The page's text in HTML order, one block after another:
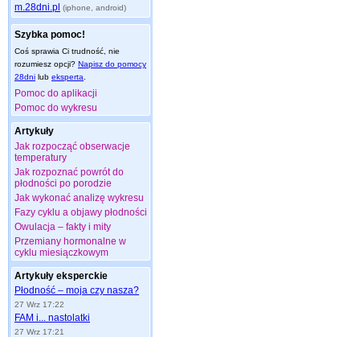
m.28dni.pl (iphone, android)
Szybka pomoc!
Coś sprawia Ci trudność, nie
rozumiesz opcji? Napisz do pomocy
28dni lub eksperta
Pomoc do aplikacji
Pomoc do wykresu
Artykuły
Jak rozpocząć obserwacje
temperatury
Jak rozpoznać powrót do
płodności po porodzie
Jak wykonać analizę wykresu
Fazy cyklu a objawy płodności
Owulacja – fakty i mity
Przemiany hormonalne w
cyklu miesiączkowym
Artykuły eksperckie
Płodność – moja czy nasza?
27 Wrz 17:22
FAM i... nastolatki
27 Wrz 17:21